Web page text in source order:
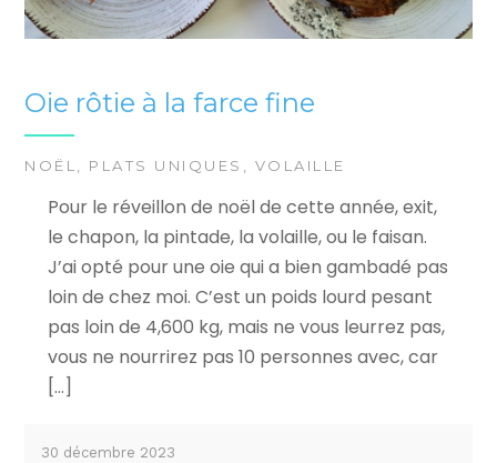
Oie rôtie à la farce fine
NOËL, PLATS UNIQUES , VOLAILLE
Pour le réveillon de noël de cette année, exit,
le chapon, la pintade, la volaille, ou le faisan.
J’ai opté pour une oie qui a bien gambadé pas
loin de chez moi. C’est un poids lourd pesant
pas loin de 4,600 kg, mais ne vous leurrez pas,
vous ne nourrirez pas 10 personnes avec, car
[…]
30 décembre 2023